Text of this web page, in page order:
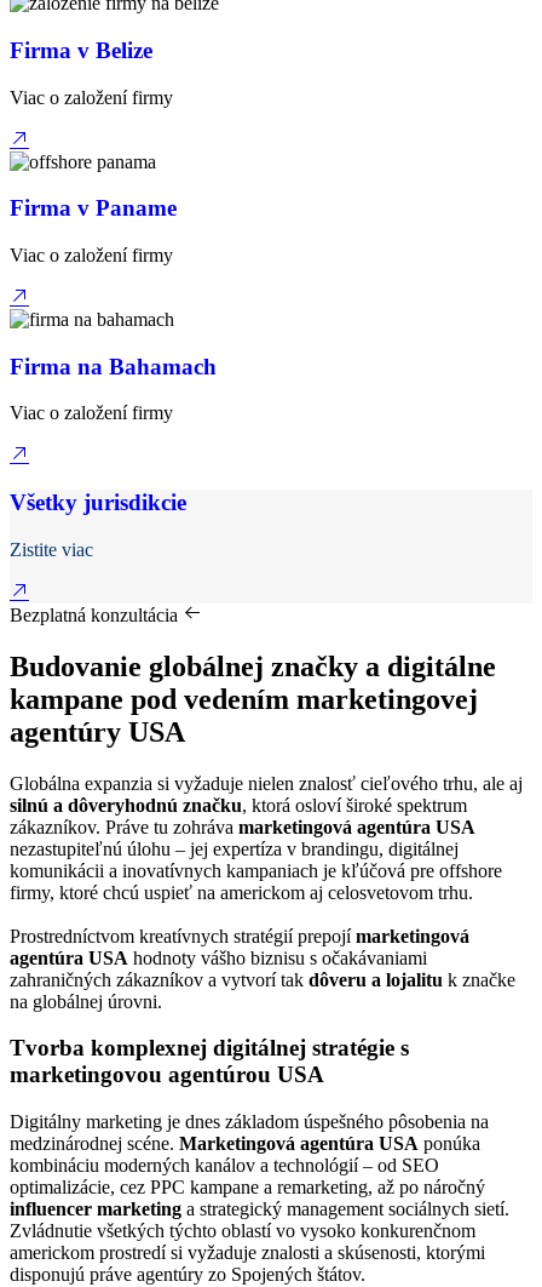
Firma v Belize
Viac o založení firmy
Firma v Paname
Viac o založení firmy
Firma na Bahamach
Viac o založení firmy
Všetky jurisdikcie
Zistite viac
Bezplatná konzultácia
Budovanie globálnej značky a digitálne
kampane pod vedením marketingovej
agentúry USA
Globálna expanzia si vyžaduje nielen znalosť cieľového trhu, ale aj
silnú a dôveryhodnú značku, ktorá osloví široké spektrum
zákazníkov. Práve tu zohráva marketingová agentúra USA
nezastupiteľnú úlohu – jej expertíza v brandingu, digitálnej
komunikácii a inovatívnych kampaniach je kľúčová pre offshore
firmy, ktoré chcú uspieť na americkom aj celosvetovom trhu.
Prostredníctvom kreatívnych stratégií prepojímarketingová
agentúra USA hodnoty vášho biznisu s očakávaniami
zahraničných zákazníkov a vytvorí tak dôveru a lojalitu k značke
na globálnej úrovni.
Tvorba komplexnej digitálnej stratégie s
marketingovou agentúrou USA
Digitálny marketing je dnes základom úspešného pôsobenia na
medzinárodnej scéne. Marketingová agentúra USA ponúka
kombináciu moderných kanálov a technológií – od SEO
optimalizácie, cez PPC kampane a remarketing, až po náročný
influencer marketing a strategický management sociálnych sietí.
Zvládnutie všetkých týchto oblastí vo vysoko konkurenčnom
americkom prostredí si vyžaduje znalosti a skúsenosti, ktorými
disponujú práve agentúry zo Spojených štátov.